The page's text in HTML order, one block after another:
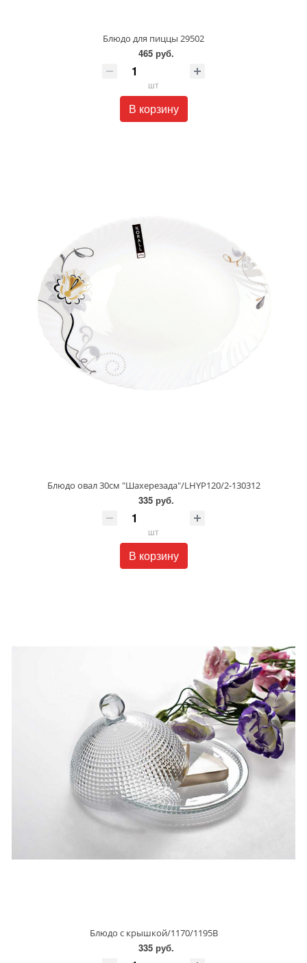
Блюдо для пиццы 29502
465 руб.
шт
В корзину
Блюдо овал 30см "Шахерезада"/LHYP120/2-130312
335 руб.
шт
В корзину
Блюдо с крышкой/1170/1195В
335 руб.